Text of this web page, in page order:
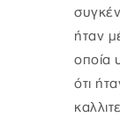
ήταν
οποία
ότι